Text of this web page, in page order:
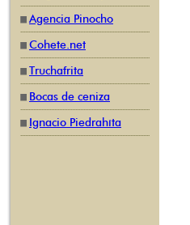
Agencia Pinocho
Cohete.net
Truchafrita
Bocas de ceniza
Ignacio Piedrahíta